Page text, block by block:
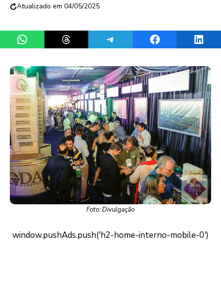
04/05/2025
Share on WhatsAppShare on ThreadsShare on TelegramShare on Facebook
Foto: Divulgação